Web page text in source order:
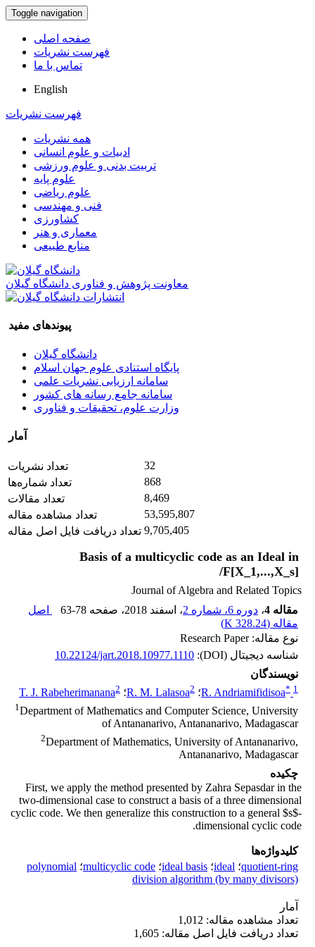
Toggle navigation
صفحه اصلی
فهرست نشریات
تماس با ما
English
فهرست نشریات
همه نشریات
ادبیات و علوم انسانی
تربیت بدنی و علوم ورزشی
علوم پایه
علوم ریاضی
فنی و مهندسی
کشاورزی
معماری و هنر
منابع طبیعی
معاونت پژوهش و فناوری دانشگاه گیلان
پیوندهای مفید
دانشگاه گیلان
پایگاه استنادی علوم جهان اسلام
سامانه ارزیابی نشریات علمی
سامانه جامع رسانه های کشور
وزارت علوم، تحقیقات و فناوری
آمار
تعداد نشریات
32
تعداد شماره‌ها
868
تعداد مقالات
8,469
تعداد مشاهده مقاله
53,595,807
تعداد دریافت فایل اصل مقاله 9,705,405
Basis of a multicyclic code as an Ideal in
F[X_1,...,X_s]/
Journal of Algebra and Related Topics
مقاله 4
، دوره 6، شماره 2 ، اسفند 2018 ، صفحه 63-78
اصل
مقاله (328.24 K
)
نوع مقاله: Research Paper
شناسه دیجیتال (DOI):
10.22124/jart.2018.10977.1110
نویسندگان
R. Andriamifidisoa* 1 ؛ R. M. Lalasoa2 ؛ T. J. Rabeherimanana2
1Department of Mathematics and Computer Science, University
of Antananarivo, Antananarivo, Madagascar
2Department of Mathematics, University of Antananarivo,
Antananarivo, Madagascar
چکیده
First, we apply the method presented by Zahra Sepasdar in the
two-dimensional case to construct a basis of a three dimensional
cyclic code. We then generalize this construction to a general $s$-
dimensional cyclic code.
کلیدواژه‌ها
quotient-ring؛ ideal؛ ideal basis؛ multicyclic code؛ polynomial
division algorithm (by many divisors)
آمار
تعداد مشاهده مقاله: 1,012
تعداد دریافت فایل اصل مقاله: 1,605